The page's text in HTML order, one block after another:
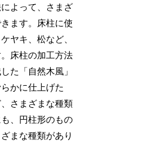
よって、さまざ
ます。床柱に使
ヤキ、松など、
床柱の加工方法
た「自然木風」
かに仕上げた
、さまざまな種類
、円柱形のもの
まな種類があり